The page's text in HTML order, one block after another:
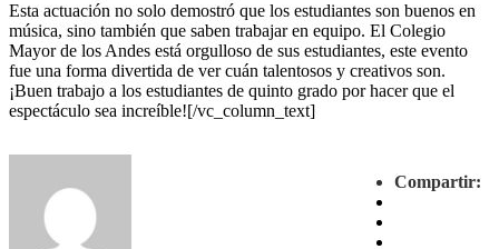
Esta actuación no solo demostró que los estudiantes son buenos en
música, sino también que saben trabajar en equipo. El Colegio
Mayor de los Andes está orgulloso de sus estudiantes, este evento
fue una forma divertida de ver cuán talentosos y creativos son.
¡Buen trabajo a los estudiantes de quinto grado por hacer que el
espectáculo sea increíble![/vc_column_text]
Compartir: